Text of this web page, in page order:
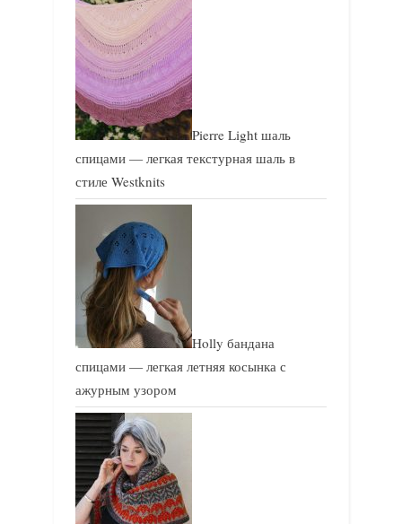
Pierre Light шаль
спицами — легкая текстурная шаль в
стиле Westknits
Holly бандана
спицами — легкая летняя косынка с
ажурным узором